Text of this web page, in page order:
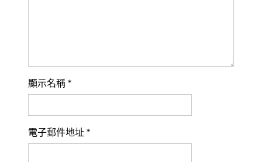
顯示名稱 *
電子郵件地址 *